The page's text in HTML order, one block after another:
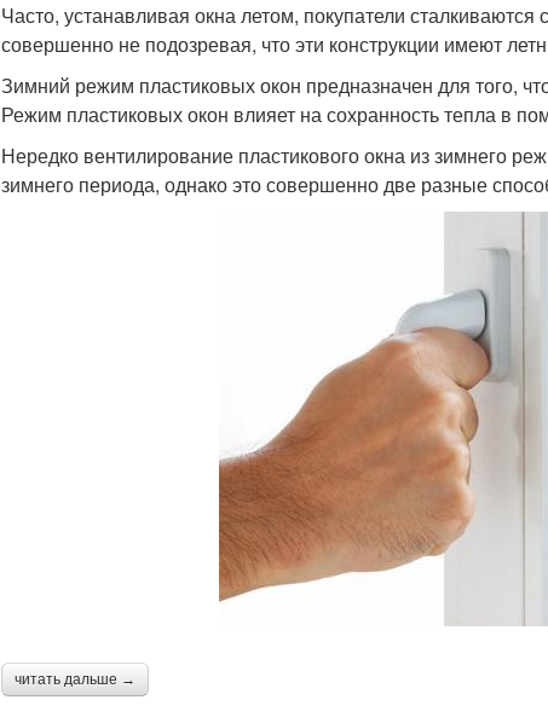
Часто, устанавливая окна летом, покупатели
совершенно не подозревая, что эти конструкции имеют
Зимний режим пластиковых окон предназначен для того,
Режим пластиковых окон влияет на сохранность тепла в
Нередко вентилирование пластикового окна из зимнего
зимнего периода, однако это совершенно две разные
читать дальше →